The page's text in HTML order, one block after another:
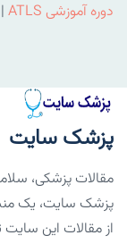
دوره آموزشی ATLS |
پزشک سایت
مقالات پزشکی،
پزشک سایت، یک
از مقالات این